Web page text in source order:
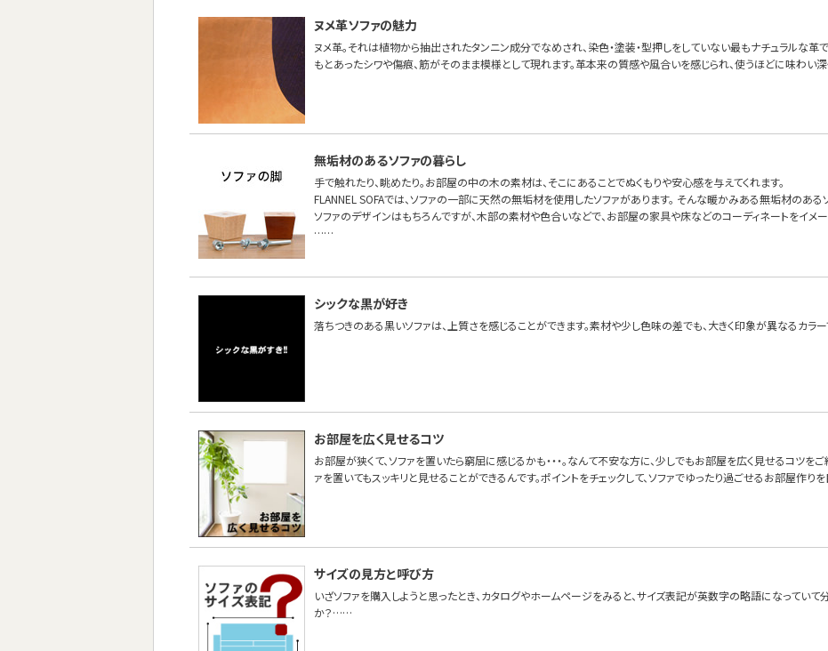
ヌメ革ソファの魅力
ヌメ革。それは植物から抽出されたタンニン成分でなめされ、染色・塗装・型押しをしていない最もナチュラルな革
もとあったシワや傷痕、筋がそのまま模様として現れます。革本来の質感や風合いを感じられ、使うほどに味わい
無垢材のあるソファの暮らし
手で触れたり、眺めたり。お部屋の中の木の素材は、そこにあることでぬくもりや安心感を与えてくれます。
FLANNEL SOFAでは、ソファの一部に天然の無垢材を使用したソファがあります。 そんな暖かみある無垢材のある
ソファのデザインはもちろんですが、木部の素材や色合いなどで、お部屋の家具や床などのコーディネートをイメ
……
シックな黒が好き
落ちつきのある黒いソファは、上質さを感じることができます。素材や少し色味の差でも、大きく印象が異なるカラ
お部屋を広く見せるコツ
お部屋が狭くて、ソファを置いたら窮屈に感じるかも・・・。なんて不安な方に、少しでもお部屋を広く見せるコツを
ァを置いてもスッキリと見せることができるんです。ポイントをチェックして、ソファでゆったり過ごせるお部屋作り
サイズの見方と呼び方
いざソファを購入しようと思ったとき、カタログやホームページをみると、サイズ表記が英数字の略語になっていて
か？……